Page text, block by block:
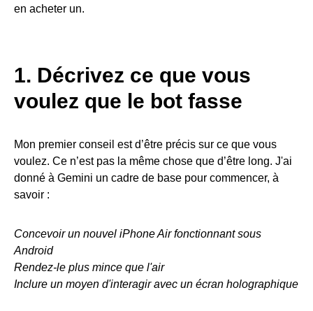
en acheter un.
1. Décrivez ce que vous
voulez que le bot fasse
Mon premier conseil est d’être précis sur ce que vous
voulez. Ce n’est pas la même chose que d’être long. J'ai
donné à Gemini un cadre de base pour commencer, à
savoir :
Concevoir un nouvel iPhone Air fonctionnant sous
Android
Rendez-le plus mince que l'air
Inclure un moyen d'interagir avec un écran holographique